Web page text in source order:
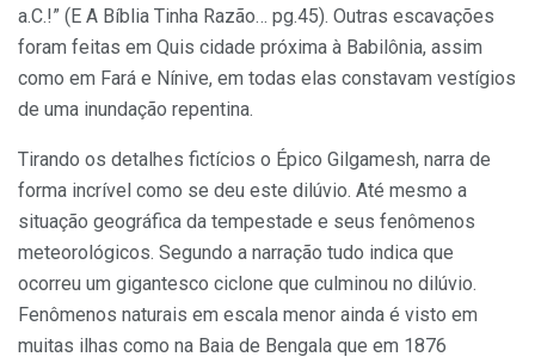
a.C.!” (E A Bíblia Tinha Razão… pg.45). Outras escavações
foram feitas em Quis cidade próxima à Babilônia, assim
como em Fará e Nínive, em todas elas constavam vestígios
de uma inundação repentina.
Tirando os detalhes fictícios o Épico Gilgamesh, narra de
forma incrível como se deu este dilúvio. Até mesmo a
situação geográfica da tempestade e seus fenômenos
meteorológicos. Segundo a narração tudo indica que
ocorreu um gigantesco ciclone que culminou no dilúvio.
Fenômenos naturais em escala menor ainda é visto em
muitas ilhas como na Baia de Bengala que em 1876